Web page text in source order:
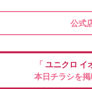
公式
「 ユニクロ イ
本日チラシを